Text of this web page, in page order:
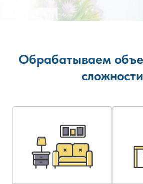
Обрабатываем
сложности